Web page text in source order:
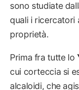
sono studiate
quali i ricercatori
proprietà.
Prima fra tutte lo
cui corteccia si
alcaloidi, che